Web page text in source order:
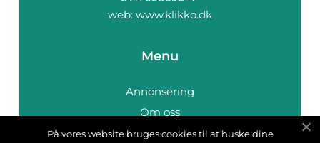
web: www.klikko.dk
Menu
Annonsering
Om oss
Cookies
På vores website bruges cookies til at huske dine